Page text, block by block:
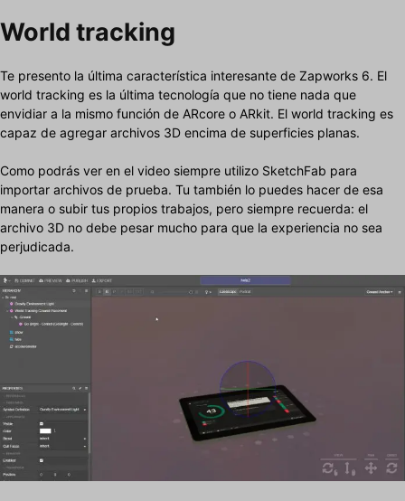
World tracking
Te presento la última característica interesante de Zapworks 6. El
world tracking es la última tecnología que no tiene nada que
envidiar a la mismo función de ARcore o ARkit. El world tracking es
capaz de agregar archivos 3D encima de superficies planas.
Como podrás ver en el video siempre utilizo SketchFab para
importar archivos de prueba. Tu también lo puedes hacer de esa
manera o subir tus propios trabajos, pero siempre recuerda: el
archivo 3D no debe pesar mucho para que la experiencia no sea
perjudicada.